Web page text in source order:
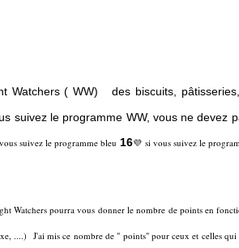
Watchers ( WW)
des biscuits,
suivez le programme WW, vous ne devez
suivez le programme bleu 16💜 si vous suivez le
Watchers pourra vous donner le nombre de points en
....) J'ai mis ce nombre de " points" pour ceux et celles qui